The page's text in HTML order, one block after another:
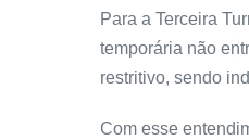
Para a Terceira
temporária não
restritivo, sendo
Com esse